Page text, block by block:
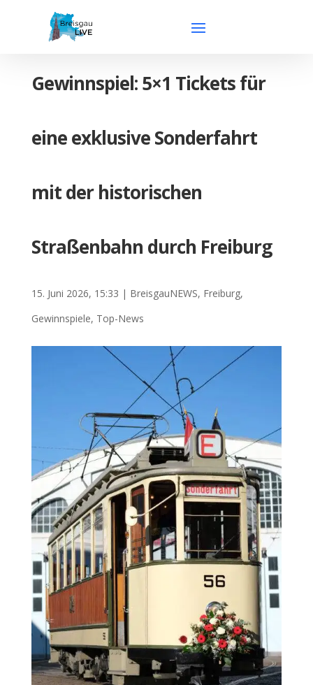
Gewinnspiel: 5×1 Tickets für
eine exklusive Sonderfahrt
mit der historischen
Straßenbahn durch Freiburg
15. Juni 2026, 15:33 | BreisgauNEWS, Freiburg,
Gewinnspiele, Top-News